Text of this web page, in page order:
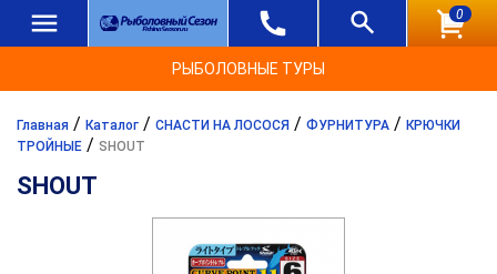
0
РЫБОЛОВНЫЕ ТУРЫ
Главная / Каталог / СНАСТИ НА ЛОСОСЯ / ФУРНИТУРА / КРЮЧКИ
ТРОЙНЫЕ / SHOUT
SHOUT